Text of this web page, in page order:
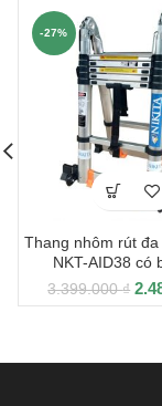
-27%
Thang nhôm rút
NKT-AID38 có
3.399.000₫